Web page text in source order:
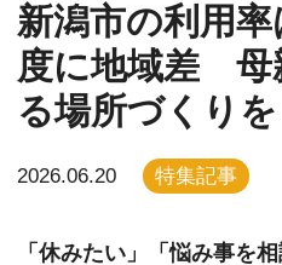
新潟市の利用
度に地域差 母
る場所づくりを
2026.06.20 特集記事
「休みたい」「悩み事を